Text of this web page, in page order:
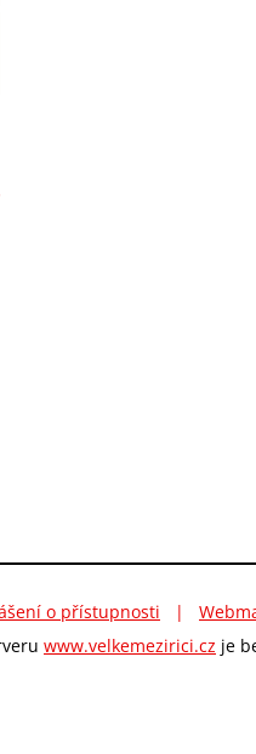
o přístupnosti |
www.velkemezirici.cz je